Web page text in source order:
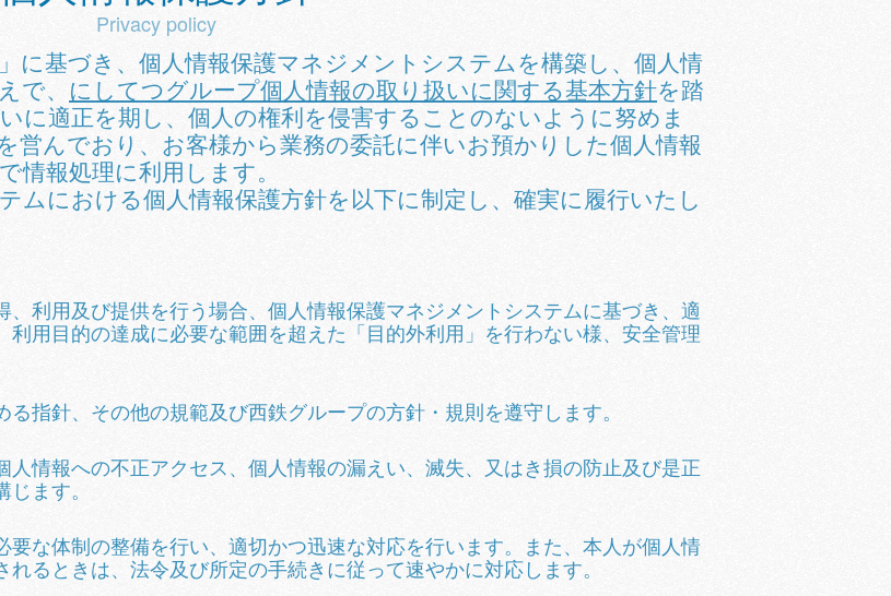
Privacy policy
に基づき、個人情報保護マネジメントシステムを構築し、個人情
で、 にしてつグループ個人情報の取り扱いに関する基本方針を踏
に適正を期し、個人の権利を侵害することのないように努めま
営んでおり、お客様から業務の委託に伴いお預かりした個人情報
情報処理に利用します。
ムにおける個人情報保護方針を以下に制定し、確実に履行いたし
利用及び提供を行う場合、個人情報保護マネジメントシステムに基づき、適
用目的の達成に必要な範囲を超えた「目的外利用」を行わない様、安全管理
指針、その他の規範及び西鉄グループの方針・規則を遵守します。
情報への不正アクセス、個人情報の漏えい、滅失、又はき損の防止及び是正
ます。
な体制の整備を行い、適切かつ迅速な対応を行います。また、本人が個人情
るときは、法令及び所定の手続きに従って速やかに対応します。